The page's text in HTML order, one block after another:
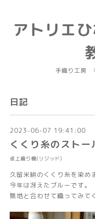
アトリエ
手織り工房
日記
2023-06-07 19:41:00
くくり糸のストー
卓上織り機(リジッド)
久留米絣のくくり糸を染め
今年は冴えたブルーです。
無地と合わせて織ってみて